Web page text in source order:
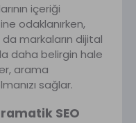
içeriği
odaklanırken,
markaların dijital
daha belirgin hale
arama
sağlar.
SEO